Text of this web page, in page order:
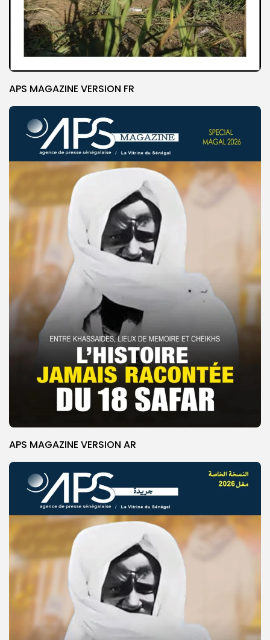
APS MAGAZINE VERSION FR
APS MAGAZINE VERSION AR